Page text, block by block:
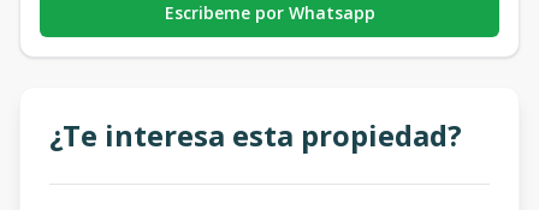
Escribeme por Whatsapp
¿Te interesa esta propiedad?